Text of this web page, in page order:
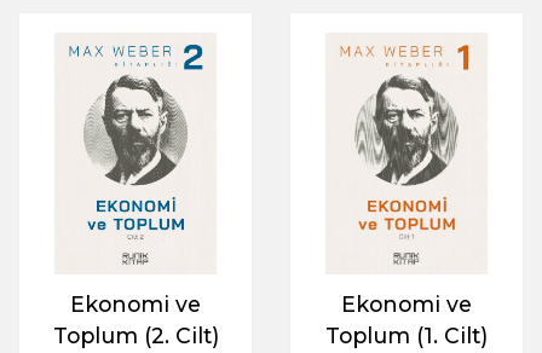
Ekonomi ve
Toplum (2. Cilt)
Ekonomi ve
Toplum (1. Cilt)